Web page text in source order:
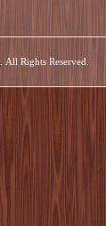
. All Rights Reserved.